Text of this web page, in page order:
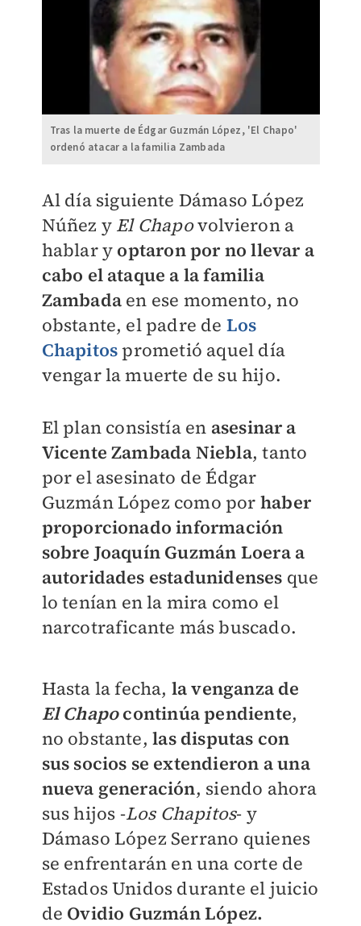
Tras la muerte de Édgar Guzmán López, 'El Chapo'
ordenó atacar a la familia Zambada
Al día siguiente Dámaso López
Núñez y El Chapovolvieron a
hablar y optaron por no llevar a
cabo el ataque a la familia
Zambadaen ese momento, no
obstante, el padre de Los
Chapitos prometió aquel día
vengar la muerte de su hijo.
El plan consistía en asesinar a
Vicente Zambada Niebla, tanto
por el asesinato de Édgar
Guzmán López como por haber
proporcionado información
sobre Joaquín Guzmán Loera a
autoridades estadunidenses que
lo tenían en la mira como el
narcotraficante más buscado.
Hasta la fecha, la venganza de
El Chapocontinúa pendiente,
no obstante,las disputas con
sus socios se extendieron a una
nueva generación, siendo ahora
sus hijos -Los Chapitos- y
Dámaso López Serrano quienes
se enfrentarán en una corte de
Estados Unidos durante el juicio
de Ovidio Guzmán López.